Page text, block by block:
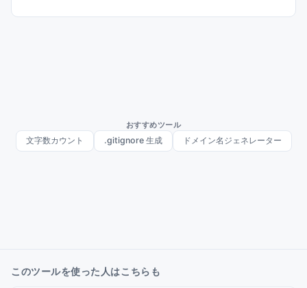
おすすめツール
文字数カウント .gitignore 生成 ドメイン名ジェネレーター
このツールを使った人はこちらも